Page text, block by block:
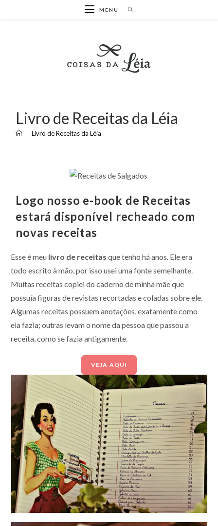
MENU
Livro de Receitas da Léia
Livro de Receitas da Léia
Logo nosso e-book de Receitas
estará disponível recheado com
novas receitas
Esse é meu livro de receitas que tenho há anos. Ele era
todo escrito à mão, por isso usei uma fonte semelhante.
Muitas receitas copiei do caderno de minha mãe que
possuía figuras de revistas recortadas e coladas sobre ele.
Algumas receitas possuem anotações, exatamente como
ela fazia; outras levam o nome da pessoa que passou a
receita, como se fazia antigamente.
VEJA AQUI